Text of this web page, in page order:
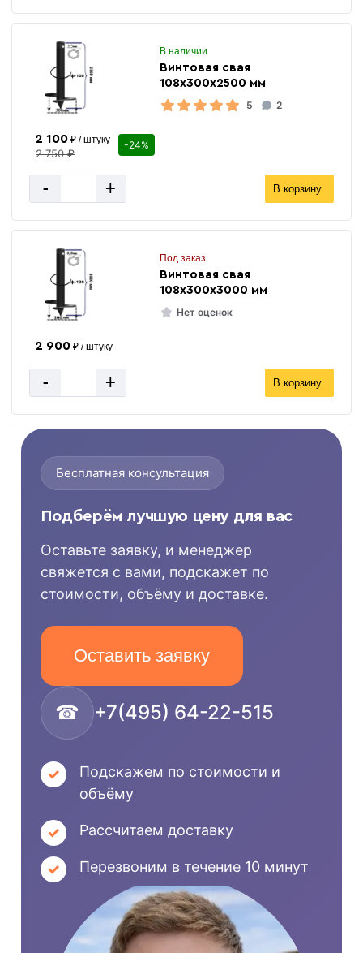
В наличии
Винтовая свая
108х300х2500 мм
5
2
2 100 ₽ / штуку
2 750 ₽
-24%
- + В корзину
Под заказ
Винтовая свая
108х300х3000 мм
Нет оценок
2 900 ₽ / штуку
- + В корзину
Бесплатная консультация
Подберём лучшую цену для вас
Оставьте заявку, и менеджер
свяжется с вами, подскажет по
стоимости, объёму и доставке.
Оставить заявку
☎ +7(495) 64-22-515
Подскажем по стоимости и
объёму
Рассчитаем доставку
Перезвоним в течение 10 минут